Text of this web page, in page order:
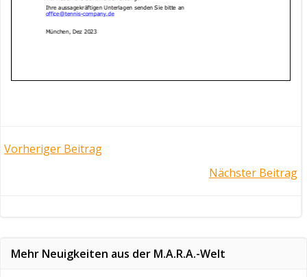
Post
Vorheriger Beitrag
Nächster Beitrag
Mehr Neuigkeiten aus der M.A.R.A.-Welt